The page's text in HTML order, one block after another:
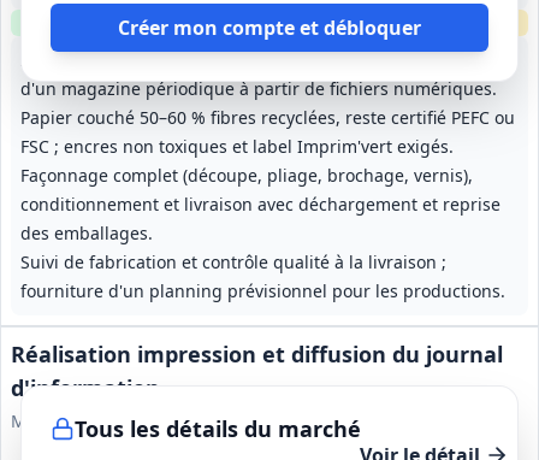
Créer mon compte et débloquer
Impression de brochures, rapports, dépliants, posters et
d'un magazine périodique à partir de fichiers numériques.
Papier couché 50–60 % fibres recyclées, reste certifié PEFC ou
FSC ; encres non toxiques et label Imprim'vert exigés.
Façonnage complet (découpe, pliage, brochage, vernis),
conditionnement et livraison avec déchargement et reprise
des emballages.
Suivi de fabrication et contrôle qualité à la livraison ;
fourniture d'un planning prévisionnel pour les productions.
Clause environnementale Clause sociale Échantillons
Tous les détails du marché
Réalisation impression et diffusion du journal
d'information
Mairie du 7e arrondissement de Paris